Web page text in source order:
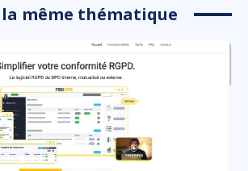
même thématique